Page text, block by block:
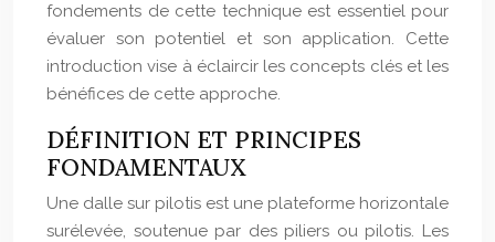
fondements de cette technique est essentiel pour
évaluer son potentiel et son application. Cette
introduction vise à éclaircir les concepts clés et les
bénéfices de cette approche.
DÉFINITION ET PRINCIPES
FONDAMENTAUX
Une dalle sur pilotis est une plateforme horizontale
surélevée, soutenue par des piliers ou pilotis. Les